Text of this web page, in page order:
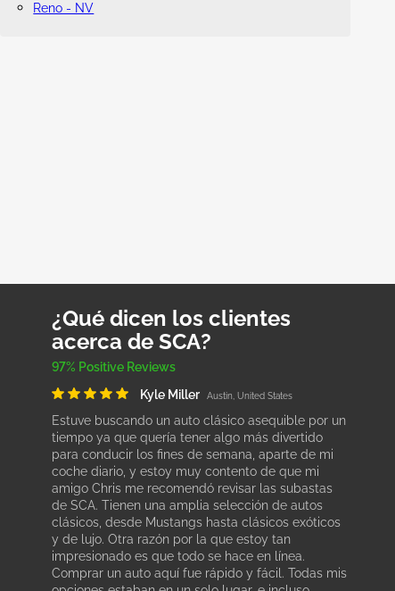
Reno - NV
¿Qué dicen los clientes
acerca de SCA?
97% Positive Reviews
Kyle Miller
Austin, United States
Estuve buscando un auto clásico asequible por un
tiempo ya que quería tener algo más divertido
para conducir los fines de semana, aparte de mi
coche diario, y estoy muy contento de que mi
amigo Chris me recomendó revisar las subastas
de SCA. Tienen una amplia selección de autos
clásicos, desde Mustangs hasta clásicos exóticos
y de lujo. Otra razón por la que estoy tan
impresionado es que todo se hace en línea.
Comprar un auto aquí fue rápido y fácil. Todas mis